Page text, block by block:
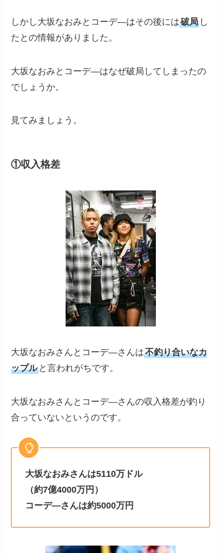
しかし大坂なおみとコーデ―はその後には破局 し
たとの情報がありました。
大坂なおみとコーデ―はなぜ破局してしまったの
でしょうか。
見てみましょう。
①収入格差
大坂なおみさんとコーデ―さんは不釣り合いなカ
ップル と言われがちです。
大坂なおみさんとコーデ―さんの収入格差が釣り
合っていないというのです。
大坂なおみさんは5110万ドル
（約7億4000万円）
コーデ―さんは約5000万円